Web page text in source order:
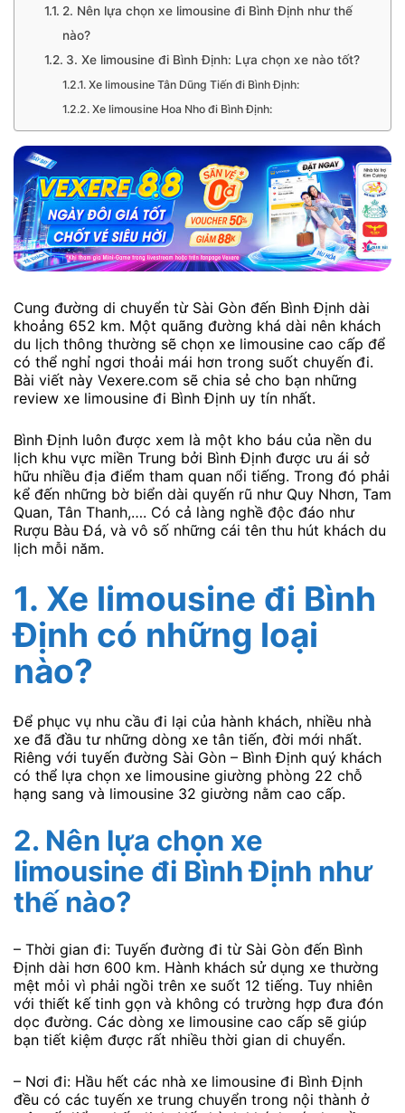
2. Nên lựa chọn xe limousine đi Bình Định như thế
nào?
3. Xe limousine đi Bình Định: Lựa chọn xe nào tốt?
Xe limousine Tân Dũng Tiến đi Bình Định:
Xe limousine Hoa Nho đi Bình Định:
Cung đường di chuyển từ Sài Gòn đến Bình Định dài
khoảng 652 km. Một quãng đường khá dài nên khách
du lịch thông thường sẽ chọn xe limousine cao cấp để
có thể nghỉ ngơi thoải mái hơn trong suốt chuyến đi.
Bài viết này Vexere.com sẽ chia sẻ cho bạn những
review xe limousine đi Bình Định uy tín nhất.
Bình Định luôn được xem là một kho báu của nền du
lịch khu vực miền Trung bởi Bình Định được ưu ái sở
hữu nhiều địa điểm tham quan nổi tiếng. Trong đó phải
kể đến những bờ biển dài quyến rũ như Quy Nhơn, Tam
Quan, Tân Thanh,…. Có cả làng nghề độc đáo như
Rượu Bàu Đá, và vô số những cái tên thu hút khách du
lịch mỗi năm.
1. Xe limousine đi Bình
Định có những loại
nào?
Để phục vụ nhu cầu đi lại của hành khách, nhiều nhà
xe đã đầu tư những dòng xe tân tiến, đời mới nhất.
Riêng với tuyến đường Sài Gòn – Bình Định quý khách
có thể lựa chọn xe limousine giường phòng 22 chỗ
hạng sang và limousine 32 giường nằm cao cấp.
2. Nên lựa chọn xe
limousine đi Bình Định như
thế nào?
– Thời gian đi: Tuyến đường đi từ Sài Gòn đến Bình
Định dài hơn 600 km. Hành khách sử dụng xe thường
mệt mỏi vì phải ngồi trên xe suốt 12 tiếng. Tuy nhiên
với thiết kế tinh gọn và không có trường hợp đưa đón
dọc đường. Các dòng xe limousine cao cấp sẽ giúp
bạn tiết kiệm được rất nhiều thời gian di chuyển.
– Nơi đi: Hầu hết các nhà xe limousine đi Bình Định
đều có các tuyến xe trung chuyển trong nội thành ở